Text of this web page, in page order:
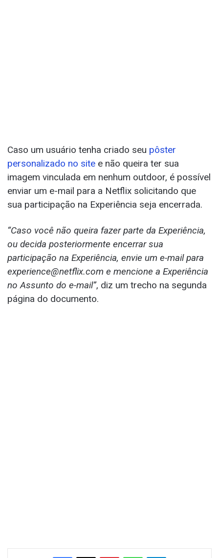
Caso um usuário tenha criado seu pôster
personalizado no site e não queira ter sua
imagem vinculada em nenhum outdoor, é possível
enviar um e-mail para a Netflix solicitando que
sua participação na Experiência seja encerrada.
“Caso você não queira fazer parte da Experiência,
ou decida posteriormente encerrar sua
participação na Experiência, envie um e-mail para
experience@netflix.com e mencione a Experiência
no Assunto do e-mail”, diz um trecho na segunda
página do documento.